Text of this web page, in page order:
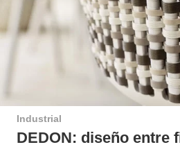
Industrial
DEDON: diseño entre